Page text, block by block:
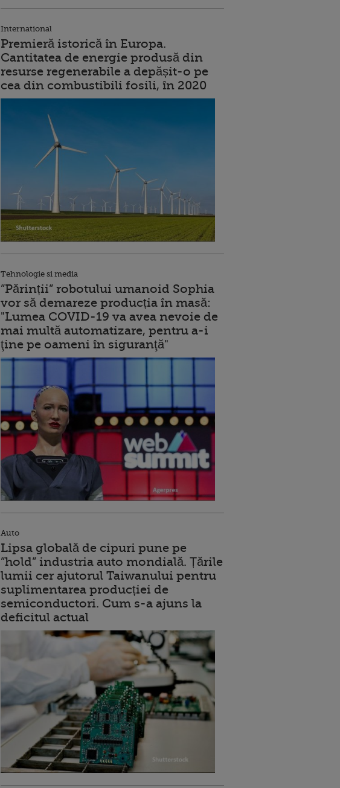
International
Premieră istorică în Europa.
Cantitatea de energie produsă din
resurse regenerabile a depășit-o pe
cea din combustibili fosili, în 2020
Tehnologie si media
”Părinții” robotului umanoid Sophia
vor să demareze producția în masă:
"Lumea COVID-19 va avea nevoie de
mai multă automatizare, pentru a-i
ţine pe oameni în siguranţă"
Auto
Lipsa globală de cipuri pune pe
”hold” industria auto mondială. Țările
lumii cer ajutorul Taiwanului pentru
suplimentarea producției de
semiconductori. Cum s-a ajuns la
deficitul actual